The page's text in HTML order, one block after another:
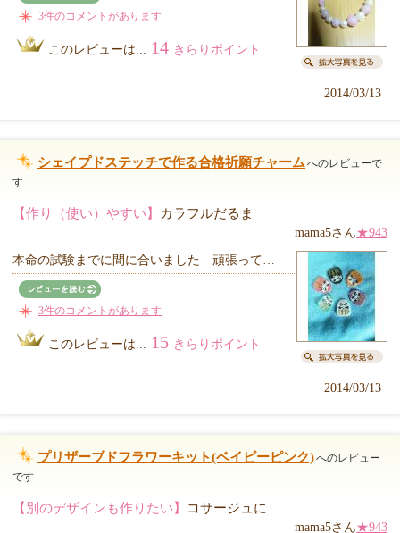
3件のコメントがあります
このレビューは... 14 きらりポイント
2014/03/13
シェイプドステッチで作る合格祈願チャーム へのレビューで
す
【作り（使い）やすい】 カラフルだるま
mama5さん★943
本命の試験までに間に合いました 頑張って…
3件のコメントがあります
このレビューは... 15 きらりポイント
2014/03/13
プリザーブドフラワーキット(ベイビーピンク)へのレビュー
です
【別のデザインも作りたい】 コサージュに
mama5さん★943